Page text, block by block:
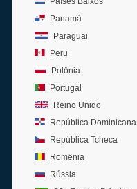
Panamá
Paraguai
Peru
Polônia
Portugal
Reino Unido
República Dominicana
República Tcheca
Romênia
Rússia